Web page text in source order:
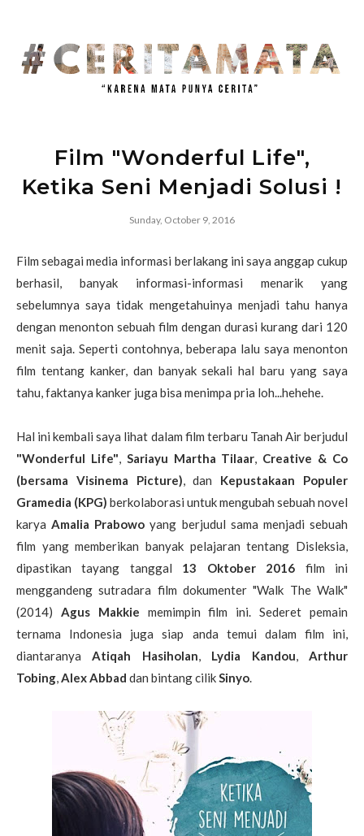
Film "Wonderful Life",
Ketika Seni Menjadi Solusi !
Sunday, October 9, 2016
Film sebagai media informasi berlakang ini saya anggap cukup
berhasil, banyak informasi-informasi menarik yang
sebelumnya saya tidak mengetahuinya menjadi tahu hanya
dengan menonton sebuah film dengan durasi kurang dari 120
menit saja. Seperti contohnya, beberapa lalu saya menonton
film tentang kanker, dan banyak sekali hal baru yang saya
tahu, faktanya kanker juga bisa menimpa pria loh...hehehe.
Hal ini kembali saya lihat dalam film terbaru Tanah Air berjudul
"Wonderful Life", Sariayu Martha Tilaar, Creative & Co
(bersama Visinema Picture), dan Kepustakaan Populer
Gramedia (KPG) berkolaborasi untuk mengubah sebuah novel
karyaAmalia Prabowo yang berjudul sama menjadi sebuah
film yang memberikan banyak pelajaran tentang Disleksia,
dipastikan tayang tanggal 13 Oktober 2016 film ini
menggandeng sutradara film dokumenter "Walk The Walk"
(2014) Agus Makkie memimpin film ini. Sederet pemain
ternama Indonesia juga siap anda temui dalam film ini,
diantaranyaAtiqah Hasiholan, Lydia Kandou,Arthur
Tobing,Alex Abbad dan bintang cilikSinyo.